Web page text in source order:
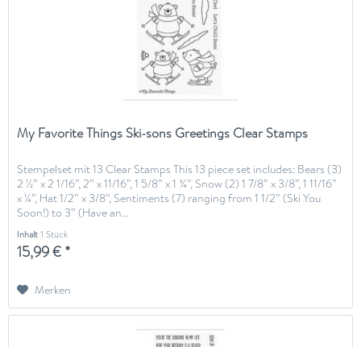
My Favorite Things Ski-sons Greetings Clear Stamps
Stempelset mit 13 Clear Stamps This 13 piece set includes: Bears (3)
2 ½” x 2 1/16”, 2” x 11/16”, 1 5/8” x 1 ¾”, Snow (2) 1 7/8” x 3/8”, 1 11/16”
x ¼”, Hat 1/2” x 3/8”, Sentiments (7) ranging from 1 1/2” (Ski You
Soon!) to 3” (Have an...
Inhalt1 Stück
15,99 € *
Merken